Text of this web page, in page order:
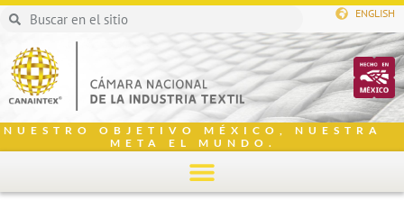
ENGLISH
NUESTRO OBJETIVO MÉXICO, NUESTRA
META EL MUNDO.